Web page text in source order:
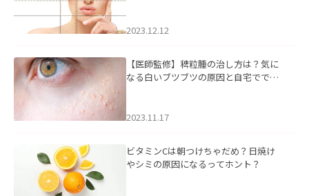
2023.12.12
【医師監修】稗粒腫の治し方は？気に
なる白いブツブツの原因と自宅ででき
2023.11.17
ビタミンCは朝つけちゃだめ？日焼け
やシミの原因になるってホント？